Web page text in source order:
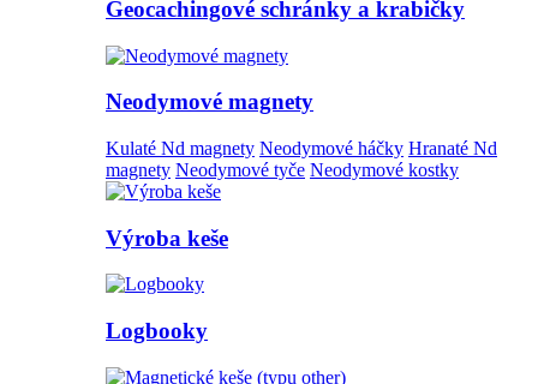
Geocachingové schránky a krabičky
Neodymové magnety
Kulaté Nd magnety Neodymové háčky Hranaté Nd
magnety Neodymové tyče Neodymové kostky
Výroba keše
Logbooky